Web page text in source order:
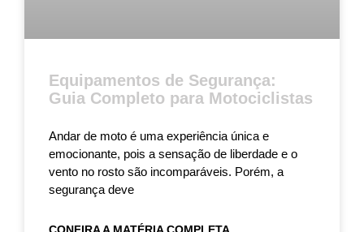
Equipamentos de Segurança:
Guia Completo para Motociclistas
Andar de moto é uma experiência única e
emocionante, pois a sensação de liberdade e o
vento no rosto são incomparáveis. Porém, a
segurança deve
CONFIRA A MATÉRIA COMPLETA